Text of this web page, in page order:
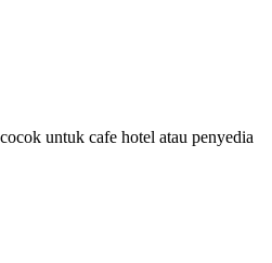
untuk cafe hotel atau penyedia